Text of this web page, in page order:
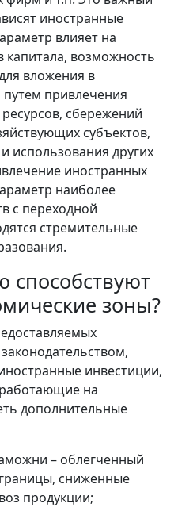
иностранные
влияет на
возможность
вложения в
привлечения
сбережений
субъектов,
использования других
иностранных
наиболее
с переходной
стремительные
способствуют
зоны?
инвестиции,
на
дополнительные
– облегченный
сниженные
продукции;